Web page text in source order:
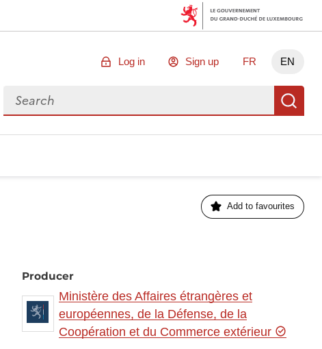
Log in Sign up FR EN
Search for data
Add to favourites
Producer
Ministère des Affaires étrangères et
européennes, de la Défense, de la
Coopération et du Commerce extérieur